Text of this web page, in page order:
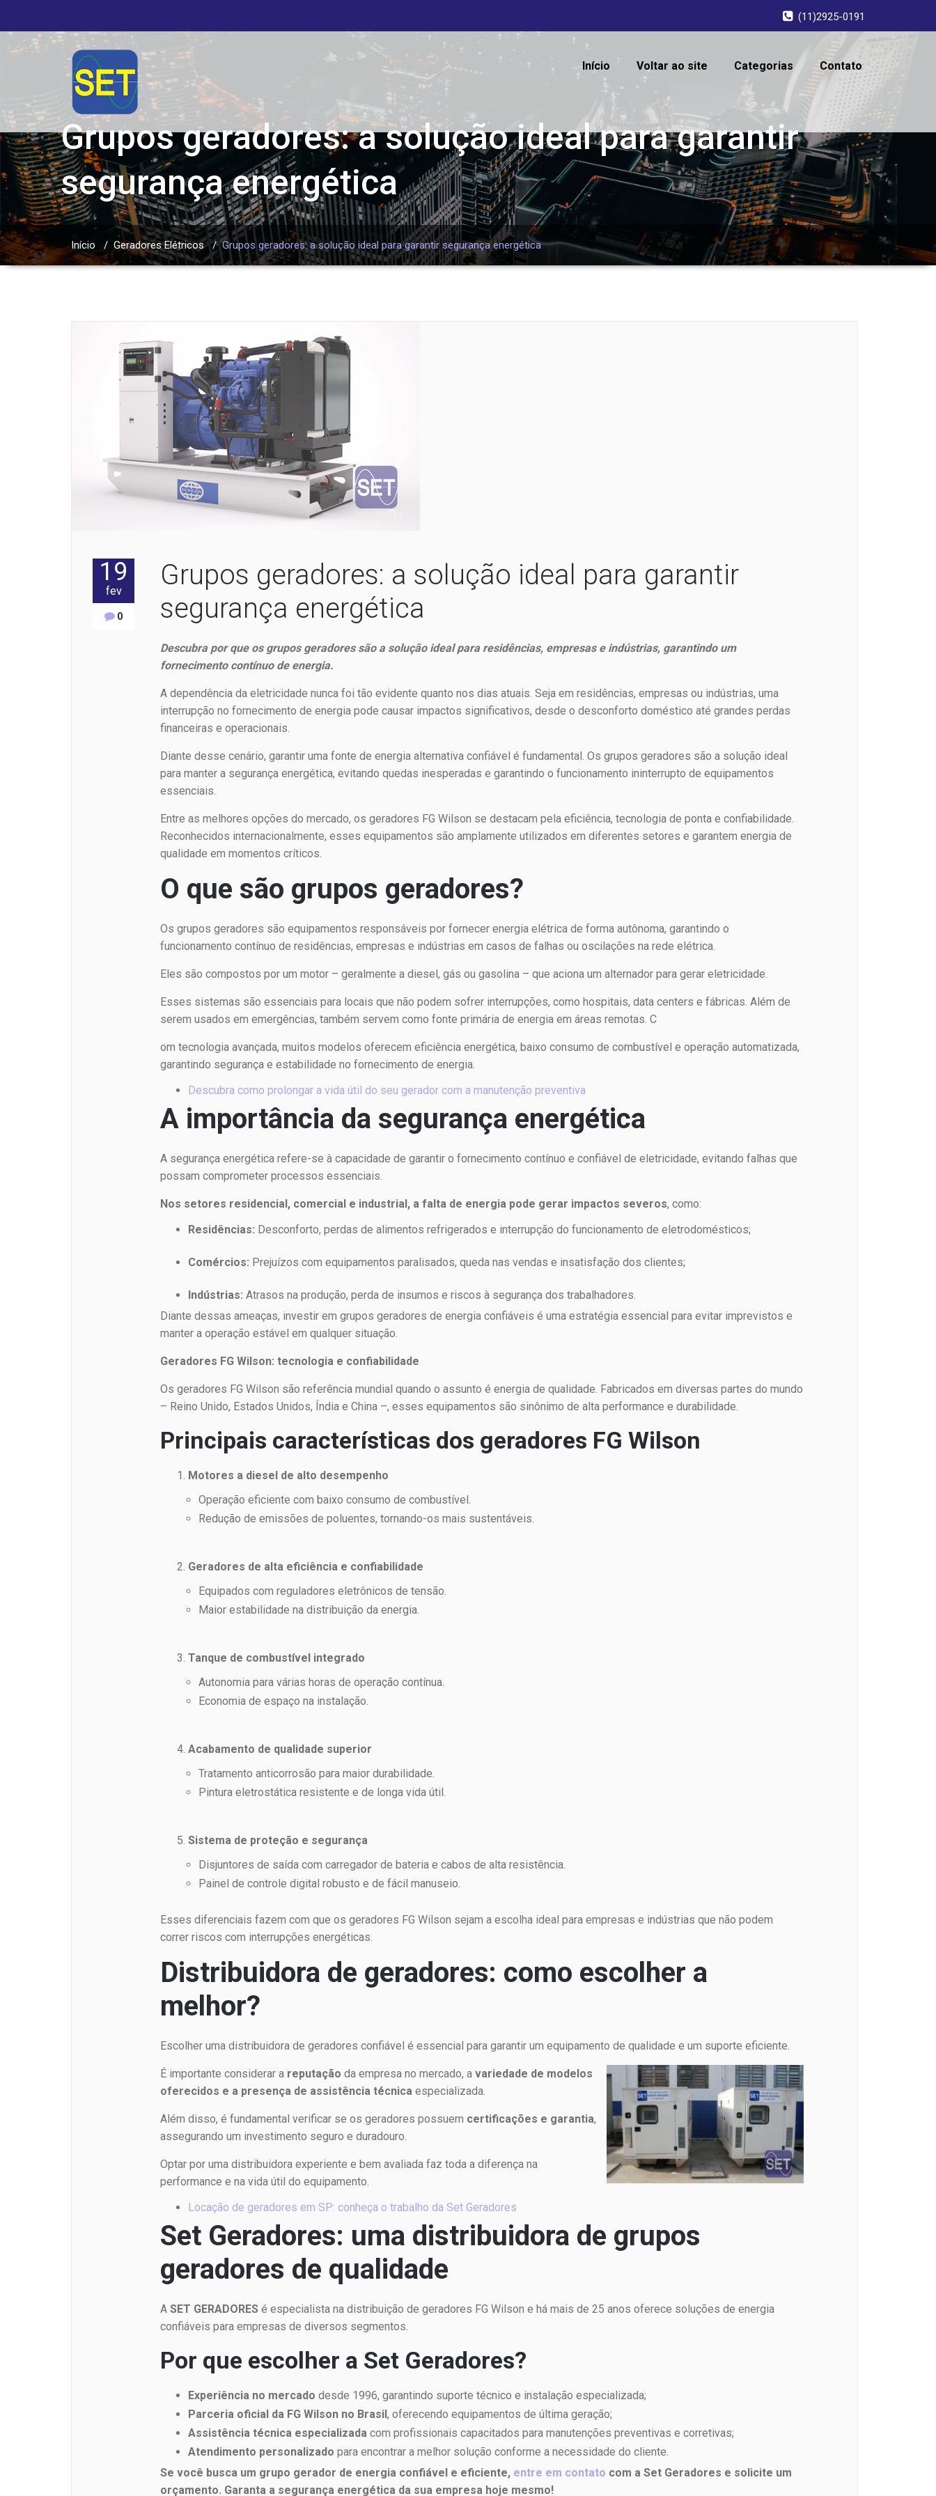
(11)2925-0191
Início Voltar ao site Categorias Contato
Grupos geradores: a solução ideal para garantir
segurança energética
Início / Geradores Elétricos/Grupos geradores: a solução ideal para garantir segurança energética
19
fev
0
Grupos geradores: a solução ideal para garantir
segurança energética
Descubra por que os grupos geradores são a solução ideal para residências, empresas e indústrias, garantindo um
fornecimento contínuo de energia.
A dependência da eletricidade nunca foi tão evidente quanto nos dias atuais. Seja em residências, empresas ou indústrias, uma
interrupção no fornecimento de energia pode causar impactos significativos, desde o desconforto doméstico até grandes perdas
financeiras e operacionais.
Diante desse cenário, garantir uma fonte de energia alternativa confiável é fundamental. Os grupos geradores são a solução ideal
para manter a segurança energética, evitando quedas inesperadas e garantindo o funcionamento ininterrupto de equipamentos
essenciais.
Entre as melhores opções do mercado, os geradores FG Wilson se destacam pela eficiência, tecnologia de ponta e confiabilidade.
Reconhecidos internacionalmente, esses equipamentos são amplamente utilizados em diferentes setores e garantem energia de
qualidade em momentos críticos.
O que são grupos geradores?
Os grupos geradores são equipamentos responsáveis por fornecer energia elétrica de forma autônoma, garantindo o
funcionamento contínuo de residências, empresas e indústrias em casos de falhas ou oscilações na rede elétrica.
Eles são compostos por um motor – geralmente a diesel, gás ou gasolina – que aciona um alternador para gerar eletricidade.
Esses sistemas são essenciais para locais que não podem sofrer interrupções, como hospitais, data centers e fábricas. Além de
serem usados em emergências, também servem como fonte primária de energia em áreas remotas. C
om tecnologia avançada, muitos modelos oferecem eficiência energética, baixo consumo de combustível e operação automatizada,
garantindo segurança e estabilidade no fornecimento de energia.
Descubra como prolongar a vida útil do seu gerador com a manutenção preventiva
A importância da segurança energética
A segurança energética refere-se à capacidade de garantir o fornecimento contínuo e confiável de eletricidade, evitando falhas que
possam comprometer processos essenciais.
Nos setores residencial, comercial e industrial, a falta de energia pode gerar impactos severos, como:
Residências: Desconforto, perdas de alimentos refrigerados e interrupção do funcionamento de eletrodomésticos;
Comércios: Prejuízos com equipamentos paralisados, queda nas vendas e insatisfação dos clientes;
Indústrias: Atrasos na produção, perda de insumos e riscos à segurança dos trabalhadores.
Diante dessas ameaças, investir em grupos geradores de energia confiáveis é uma estratégia essencial para evitar imprevistos e
manter a operação estável em qualquer situação.
Geradores FG Wilson: tecnologia e confiabilidade
Os geradores FG Wilson são referência mundial quando o assunto é energia de qualidade. Fabricados em diversas partes do mundo
– Reino Unido, Estados Unidos, Índia e China –, esses equipamentos são sinônimo de alta performance e durabilidade.
Principais características dos geradores FG Wilson
Motores a diesel de alto desempenho
Operação eficiente com baixo consumo de combustível.
Redução de emissões de poluentes, tornando-os mais sustentáveis.
Geradores de alta eficiência e confiabilidade
Equipados com reguladores eletrônicos de tensão.
Maior estabilidade na distribuição da energia.
Tanque de combustível integrado
Autonomia para várias horas de operação contínua.
Economia de espaço na instalação.
Acabamento de qualidade superior
Tratamento anticorrosão para maior durabilidade.
Pintura eletrostática resistente e de longa vida útil.
Sistema de proteção e segurança
Disjuntores de saída com carregador de bateria e cabos de alta resistência.
Painel de controle digital robusto e de fácil manuseio.
Esses diferenciais fazem com que os geradores FG Wilson sejam a escolha ideal para empresas e indústrias que não podem
correr riscos com interrupções energéticas.
Distribuidora de geradores: como escolher a
melhor?
Escolher uma distribuidora de geradores confiável é essencial para garantir um equipamento de qualidade e um suporte eficiente.
É importante considerar a reputaçãoda empresa no mercado, a variedade de modelos
oferecidos e a presença de assistência técnica especializada.
Além disso, é fundamental verificar se os geradores possuem certificações e garantia,
assegurando um investimento seguro e duradouro.
Optar por uma distribuidora experiente e bem avaliada faz toda a diferença na
performance e na vida útil do equipamento.
Locação de geradores em SP: conheça o trabalho da Set Geradores
Set Geradores: uma distribuidora de grupos
geradores de qualidade
ASET GERADORES é especialista na distribuição de geradores FG Wilson e há mais de 25 anos oferece soluções de energia
confiáveis para empresas de diversos segmentos.
Por que escolher a Set Geradores?
Experiência no mercado desde 1996, garantindo suporte técnico e instalação especializada;
Parceria oficial da FG Wilson no Brasil, oferecendo equipamentos de última geração;
Assistência técnica especializada com profissionais capacitados para manutenções preventivas e corretivas;
Atendimento personalizado para encontrar a melhor solução conforme a necessidade do cliente.
Se você busca um grupo gerador de energia confiável e eficiente, entre em contato com a Set Geradores e solicite um
orçamento. Garanta a segurança energética da sua empresa hoje mesmo!